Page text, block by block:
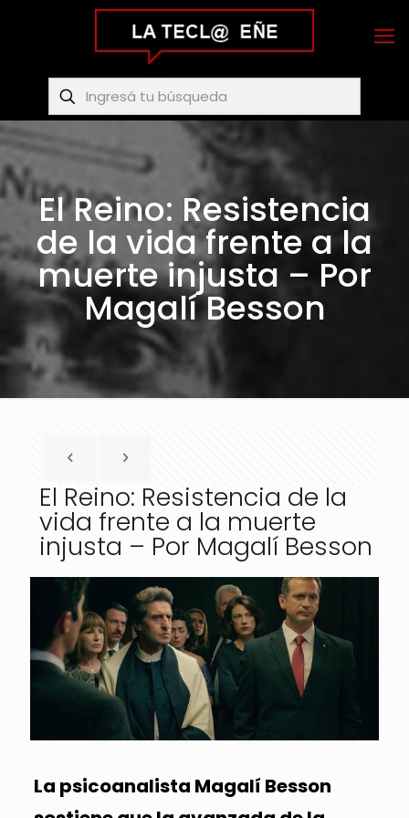
El Reino: Resistencia
de la vida frente a la
muerte injusta – Por
Magalí Besson
El Reino: Resistencia de la
vida frente a la muerte
injusta – Por Magalí Besson
La psicoanalista Magalí Besson